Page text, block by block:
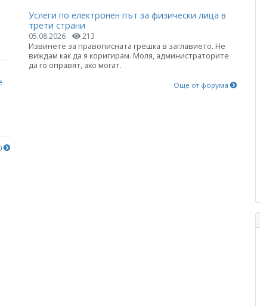
Услеги по електронен път за физически лица в
трети страни
05.08.2026 213
Извинете за правописната грешка в заглавието. Не
виждам как да я коригирам. Моля, администраторите
да го оправят, ако могат.
Още от форума